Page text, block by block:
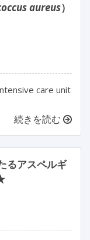
aureus）
care unit
続きを読む
るアスペルギ